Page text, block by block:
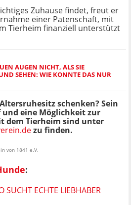
Zuhause findet, freut er
einer Patenschaft, mit
Tierheim finanziell unterstützt
AUGEN NICHT, ALS SIE
SEHEN: WIE KONNTE DAS NUR P
schenken? Sein
eine Möglichkeit zur
dem Tierheim sind unter
zu finden.
von 1841 e.V.
:
SUCHT ECHTE LIEBHABER